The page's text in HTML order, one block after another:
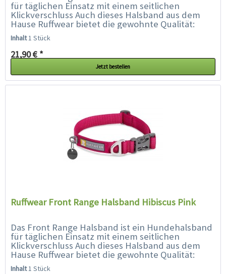
für täglichen Einsatz mit einem seitlichen
Klickverschluss Auch dieses Halsband aus dem
Hause Ruffwear bietet die gewohnte Qualität:
Aluminium V-Ring, separater...
Inhalt1 Stück
21,90 € *
Jetzt bestellen
Ruffwear Front Range Halsband Hibiscus Pink
Das Front Range Halsband ist ein Hundehalsband
für täglichen Einsatz mit einem seitlichen
Klickverschluss Auch dieses Halsband aus dem
Hause Ruffwear bietet die gewohnte Qualität:
Aluminium V-Ring, separater...
Inhalt1 Stück